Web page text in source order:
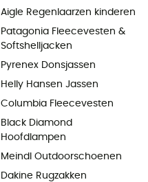
Aigle Regenlaarzen kinderen
Patagonia Fleecevesten &
Softshelljacken
Pyrenex Donsjassen
Helly Hansen Jassen
Columbia Fleecevesten
Black Diamond
Hoofdlampen
Meindl Outdoorschoenen
Dakine Rugzakken